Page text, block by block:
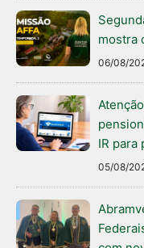
mostra
06/08/
IR para
05/08/